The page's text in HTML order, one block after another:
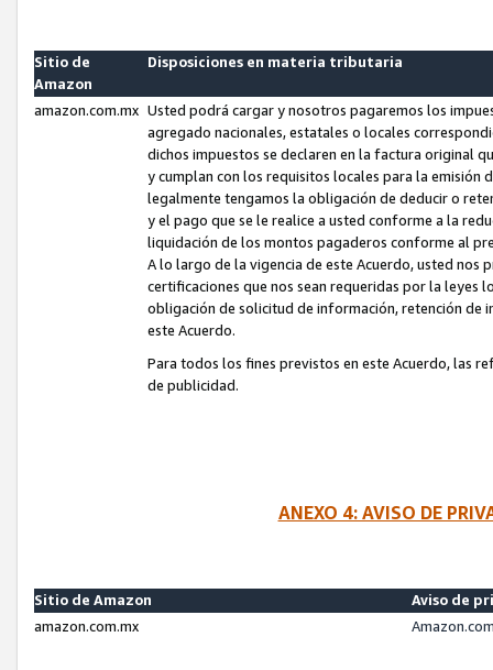
Sitio de
Amazon
Disposiciones en materia tributaria
amazon.com.mx Usted podrá cargar y nosotros pagaremos los
agregado nacionales, estatales o locales
dichos impuestos se declaren en la factura original
y cumplan con los requisitos locales para la emisión
legalmente tengamos la obligación de deducir o
y el pago que se le realice a usted conforme a la
liquidación de los montos pagaderos conforme al
A lo largo de la vigencia de este Acuerdo, usted
certificaciones que nos sean requeridas por la leyes
obligación de solicitud de información, retención de
este Acuerdo.
Para todos los fines previstos en este Acuerdo, las
de publicidad.
ANEXO 4: AVISO DE
Sitio de Amazon
Aviso de
amazon.com.mx